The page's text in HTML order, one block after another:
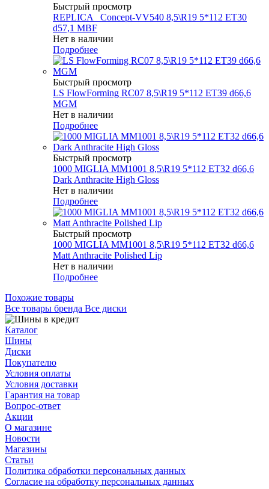
Быстрый просмотр
REPLICA _Concept-VV540 8,5\R19 5*112 ET30
d57,1 MBF
Нет в наличии
Подробнее
Быстрый просмотр
LS FlowForming RC07 8,5\R19 5*112 ET39 d66,6
MGM
Нет в наличии
Подробнее
Быстрый просмотр
1000 MIGLIA MM1001 8,5\R19 5*112 ET32 d66,6
Dark Anthracite High Gloss
Нет в наличии
Подробнее
Быстрый просмотр
1000 MIGLIA MM1001 8,5\R19 5*112 ET32 d66,6
Matt Anthracite Polished Lip
Нет в наличии
Подробнее
Похожие товары
Все товары бренда Все диски
Каталог
Шины
Диски
Покупателю
Условия оплаты
Условия доставки
Гарантия на товар
Вопрос-ответ
Акции
О магазине
Новости
Магазины
Статьи
Политика обработки персональных данных
Согласие на обработку персональных данных